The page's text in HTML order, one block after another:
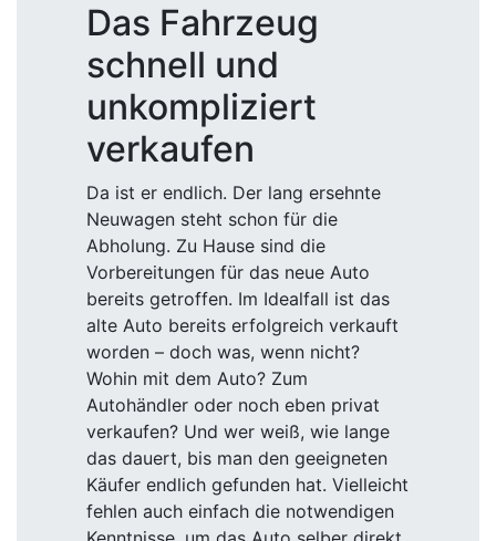
Das Fahrzeug
schnell und
unkompliziert
verkaufen
Da ist er endlich. Der lang ersehnte
Neuwagen steht schon für die
Abholung. Zu Hause sind die
Vorbereitungen für das neue Auto
bereits getroffen. Im Idealfall ist das
alte Auto bereits erfolgreich verkauft
worden – doch was, wenn nicht?
Wohin mit dem Auto? Zum
Autohändler oder noch eben privat
verkaufen? Und wer weiß, wie lange
das dauert, bis man den geeigneten
Käufer endlich gefunden hat. Vielleicht
fehlen auch einfach die notwendigen